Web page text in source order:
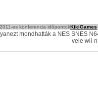
es konferencia idôpontokKikiGames
mondhatták a NES SNES
vele wii-